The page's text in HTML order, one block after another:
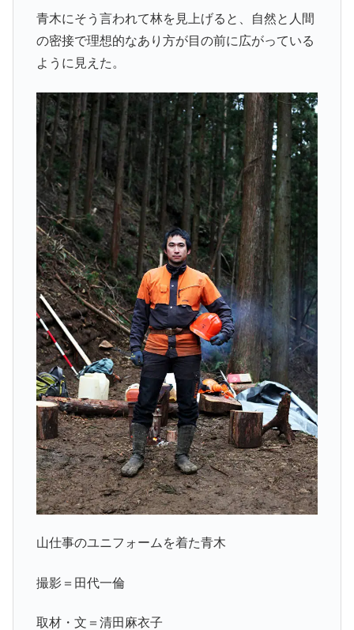
青木にそう言われて林を見上げると、自然と人間
の密接で理想的なあり方が目の前に広がっている
ように見えた。
山仕事のユニフォームを着た青木
撮影＝田代一倫
取材・文＝清田麻衣子